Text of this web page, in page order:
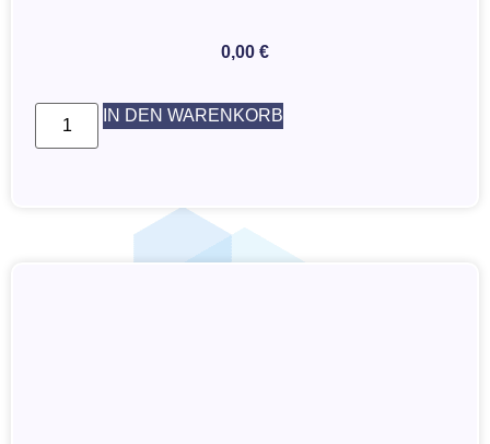
0,00 €
IN DEN WARENKORB